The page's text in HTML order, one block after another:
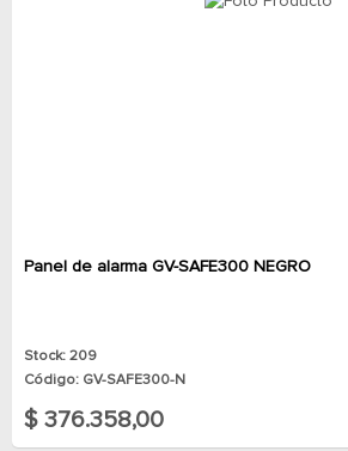
Panel de alarma GV-SAFE300 NEGRO
Stock: 209
Código: GV-SAFE300-N
$ 376.358,00